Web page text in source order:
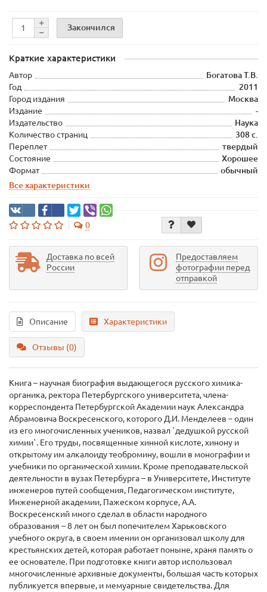
Закончился
Краткие характеристики
Автор
Богатова Т.В.
Год
2011
Город издания
Москва
Издание
-
Издательство
Наука
Количество страниц
308 с.
Переплет
твердый
Состояние
Хорошее
Формат
обычный
Все характеристики
0
Доставка по всей
России
Предоставляем
фотографии перед
отправкой
Описание Характеристики
Отзывы (0)
Книга – научная биография выдающегося русского химика-
органика, ректора Петербургского университета, члена-
корреспондента Петербургской Академии наук Александра
Абрамовича Воскресенского, которого Д.И. Менделеев – один
из его многочисленных учеников, назвал `дедушкой русской
химии`. Его труды, посвященные хинной кислоте, хинону и
открытому им алкалоиду теобромину, вошли в монографии и
учебники по органической химии. Кроме преподавательской
деятельности в вузах Петербурга – в Университете, Институте
инженеров путей сообщения, Педагогическом институте,
Инженерной академии, Пажеском корпусе, А.А.
Воскресенский много сделал в области народного
образования – 8 лет он был попечителем Харьковского
учебного округа, в своем имении он организовал школу для
крестьянских детей, которая работает поныне, храня память о
ее основателе. При подготовке книги автор использовал
многочисленные архивные документы, большая часть которых
публикуется впервые, и мемуарные свидетельства. Для